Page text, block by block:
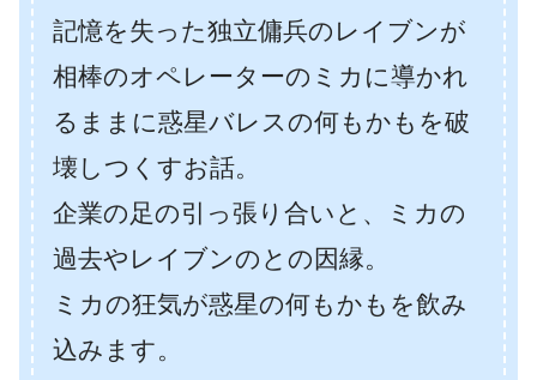
記憶を失った独立傭兵のレイブンが
相棒のオペレーターのミカに導かれ
るままに惑星バレスの何もかもを破
壊しつくすお話。
企業の足の引っ張り合いと、ミカの
過去やレイブンのとの因縁。
ミカの狂気が惑星の何もかもを飲み
込みます。